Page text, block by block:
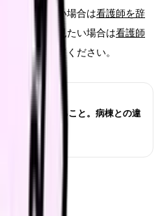
を先に見たい場合は看護師を辞
ゴリ全体を見たい場合は看護師
わせて確認してください。
る前に確認すること。病棟との違